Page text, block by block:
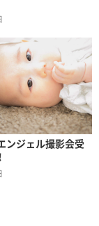
ンジェル撮影会受